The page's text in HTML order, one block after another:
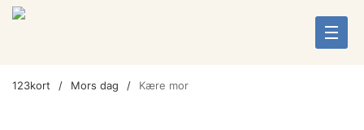
123kort Mors dag Kære mor